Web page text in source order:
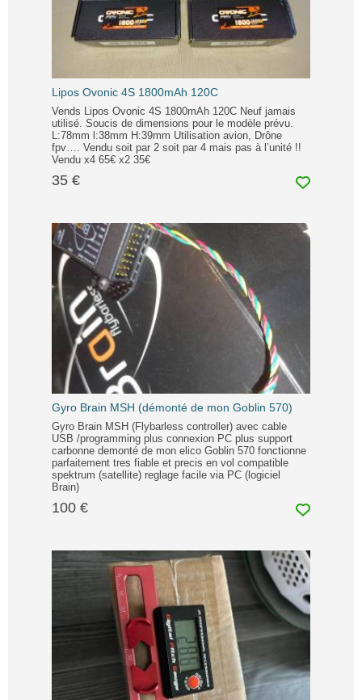
Lipos Ovonic 4S 1800mAh 120C
Vends Lipos Ovonic 4S 1800mAh 120C Neuf jamais
utilisé. Soucis de dimensions pour le modèle prévu.
L:78mm l:38mm H:39mm Utilisation avion, Drône
fpv…. Vendu soit par 2 soit par 4 mais pas à l’unité !!
Vendu x4 65€ x2 35€
35 €
Gyro Brain MSH (démonté de mon Goblin 570)
Gyro Brain MSH (Flybarless controller) avec cable
USB /programming plus connexion PC plus support
carbonne demonté de mon elico Goblin 570 fonctionne
parfaitement tres fiable et precis en vol compatible
spektrum (satellite) reglage facile via PC (logiciel
Brain)
100 €